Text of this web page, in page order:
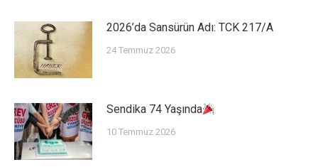
2026’da Sansürün Adı: TCK 217/A
24 Temmuz 2026
Sendika 74 Yaşında
10 Temmuz 2026